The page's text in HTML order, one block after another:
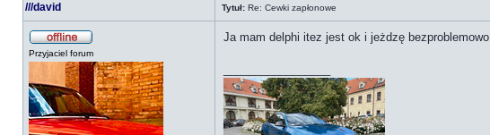
///david Tytuł: Re: Cewki zapłonowe
Przyjaciel forum
Ja mam delphi itez jest ok i jeżdzę bezproblemowo